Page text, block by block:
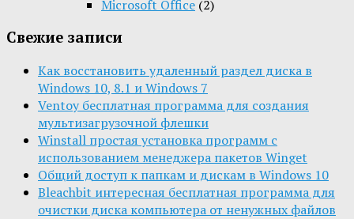
Microsoft Office (2)
Свежие записи
Как восстановить удаленный раздел диска в
Windows 10, 8.1 и Windows 7
Ventoy бесплатная программа для создания
мультизагрузочной флешки
Winstall простая установка программ с
использованием менеджера пакетов Winget
Общий доступ к папкам и дискам в Windows 10
Bleachbit интересная бесплатная программа для
очистки диска компьютера от ненужных файлов